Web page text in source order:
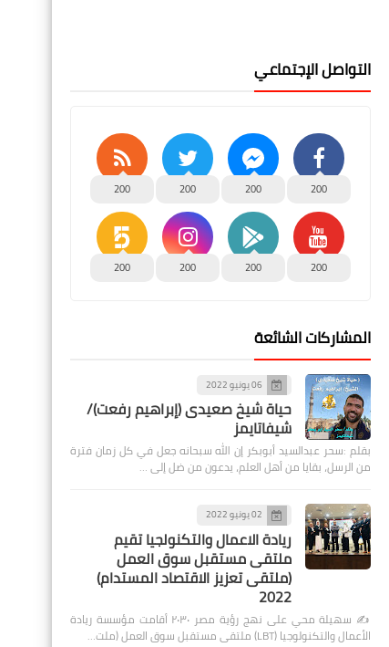
التواصل الإجتماعي
200
200
200
200
200
200
200
200
المشاركات الشائعة
06 يونيو 2022
حياة شيخ صعيدى (إبراهيم رفعت)/
شيفاتايمز
بقلم :سحر عبدالسيد أبوبكر إن الله سبحانه جعل في كل زمان فترة
من الرسل، بقايا من أهل العلم، يدعون من ضل إلى …
02 يونيو 2022
ريادة الاعمال والتكنولجيا تقيم
ملتقى مستقبل سوق العمل
(ملتقى تعزيز الاقتصاد المستدام)
2022
✍️ سهيلة محي على نهج رؤية مصر ٢٠٣٠ أقامت مؤسسة ريادة
الأعمال والتكنولوجيا (LBT) ملتقى مستقبل سوق العمل (ملت…